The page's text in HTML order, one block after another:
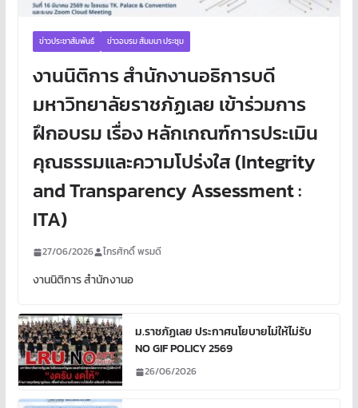
ข่าวประชาสัมพันธ์ ข่าวอบรม สัมมนา ประชุม
งานนิติการ สำนักงานอธิการบดี
มหาวิทยาลัยราชภัฏเลย เข้าร่วมการ
ฝึกอบรม เรื่อง หลักเกณฑ์การประเมิน
คุณธรรมและความโปร่งใส (Integrity
and Transparency Assessment :
ITA)
27/06/2026 ไกรศักดิ์ พรมดี
งานนิติการ สำนักงานอ
ม.ราชภัฏเลย ประกาศนโยบายไม่ให้ไม่รับ
NO GIF POLICY 2569
26/06/2026